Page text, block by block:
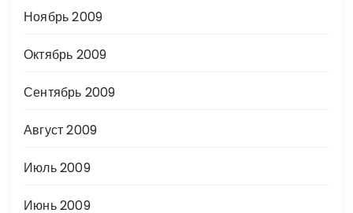
Ноябрь 2009
Октябрь 2009
Сентябрь 2009
Август 2009
Июль 2009
Июнь 2009